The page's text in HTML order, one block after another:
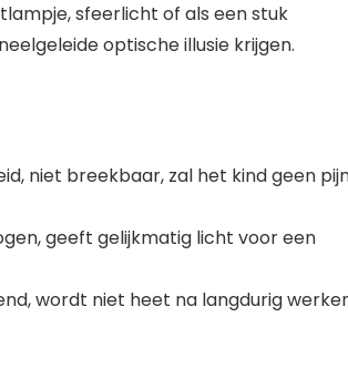
sfeerlicht of als een stuk
optische illusie krijgen.
niet breekbaar, zal het kind geen
geeft gelijkmatig licht voor een
wordt niet heet na langdurig